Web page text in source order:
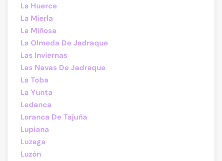
La Huerce
La Mierla
La Miñosa
La Olmeda De Jadraque
Las Inviernas
Las Navas De Jadraque
La Toba
La Yunta
Ledanca
Loranca De Tajuña
Lupiana
Luzaga
Luzón